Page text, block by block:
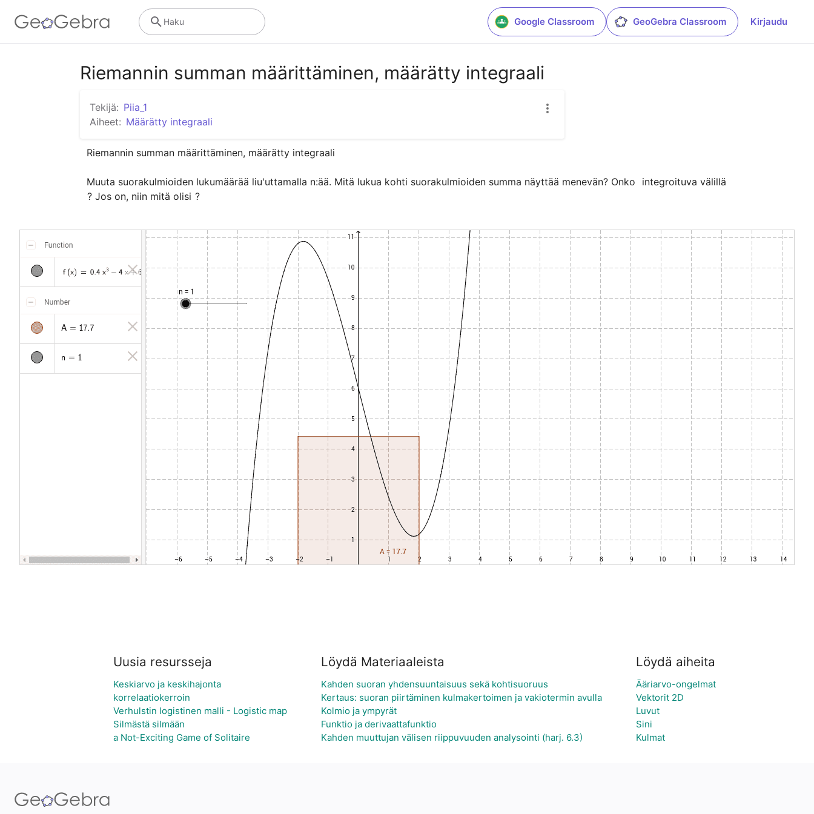
Google Classroom GeoGebra Classroom Kirjaudu
Haku
Riemannin summan määrittäminen, määrätty integraali
Tekijä: Piia_1
Aiheet: Määrätty integraali
Riemannin summan määrittäminen, määrätty integraali
Muuta suorakulmioiden lukumäärää liu'uttamalla n:ää. Mitä lukua kohti suorakulmioiden summa näyttää menevän? Onko
? Jos on, niin mitä olisi ?
Uusia resursseja
Keskiarvo ja keskihajonta
korrelaatiokerroin
Verhulstin logistinen malli - Logistic map
Silmästä silmään
a Not-Exciting Game of Solitaire
Löydä Materiaaleista
Kahden suoran yhdensuuntaisuus sekä kohtisuoruus
Kertaus: suoran piirtäminen kulmakertoimen ja vakiotermin avulla
Kolmio ja ympyrät
Funktio ja derivaattafunktio
Kahden muuttujan välisen riippuvuuden analysointi (harj. 6.3)
Löydä aiheita
Ääriarvo-ongelmat
Vektorit 2D
Luvut
Sini
Kulmat